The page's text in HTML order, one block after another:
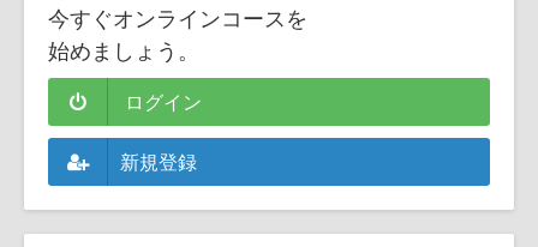
今すぐオンラインコースを
始めましょう。
ログイン
新規登録